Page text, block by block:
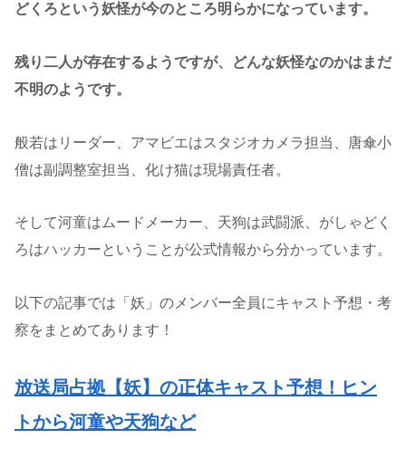
どくろという妖怪が今のところ明らかになっています。
残り二人が存在するようですが、どんな妖怪なのかはまだ
不明のようです。
般若はリーダー、アマビエはスタジオカメラ担当、唐傘小
僧は副調整室担当、化け猫は現場責任者。
そして河童はムードメーカー、天狗は武闘派、がしゃどく
ろはハッカーということが公式情報から分かっています。
以下の記事では「妖」のメンバー全員にキャスト予想・考
察をまとめてあります！
放送局占拠【妖】の正体キャスト予想！ヒン
トから河童や天狗など